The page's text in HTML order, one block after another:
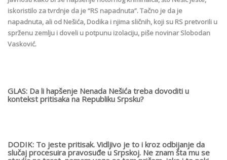
iskoristilo za tvrdnje da je “RS napadnuta”. Tačno je da je
napadnuta, ali od Nešića, Dodika i njima sličnih, koji su RS pretvorili u
sprženu zemlju i doveli u potpunu izolaciju, piše novinar Slobodan
Vasković.
GLAS: Da li hapšenje Nenada Nešića treba dovoditi u
kontekst pritisaka na Republiku Srpsku?
DODIK: To jeste pritisak. Vidljivo je to i kroz odbijanje da
slučaj procesuira pravosuđe u Srpskoj. Ne znam šta mu se